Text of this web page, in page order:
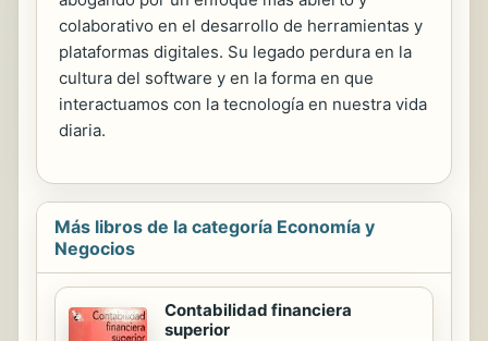
colaborativo en el desarrollo de herramientas y
plataformas digitales. Su legado perdura en la
cultura del software y en la forma en que
interactuamos con la tecnología en nuestra vida
diaria.
Más libros de la categoría Economía y
Negocios
Contabilidad financiera
superior